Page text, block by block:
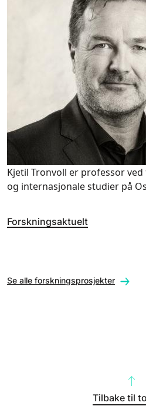
Kjetil Tronvoll er professor
og internasjonale studier på
Forskningsaktuelt
Se alle forskningsprosjekter
Tilbake til